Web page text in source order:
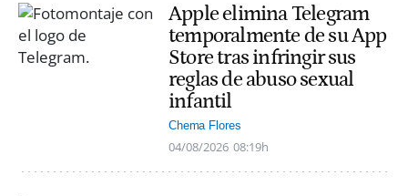
Apple elimina Telegram
temporalmente de su App
Store tras infringir sus
reglas de abuso sexual
infantil
Chema Flores
04/08/2026 08:19h